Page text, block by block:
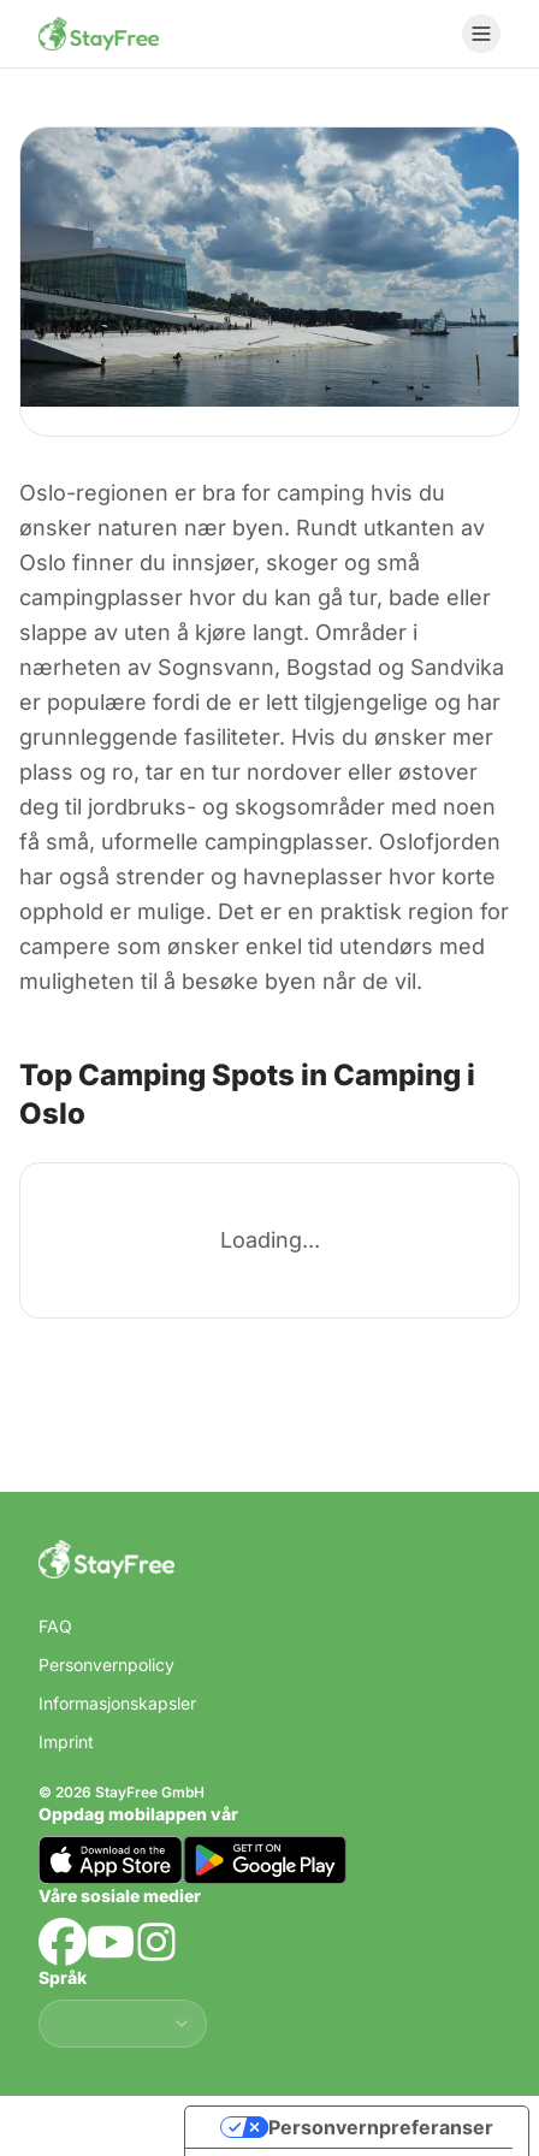
Camping i Oslo
Norge
Oslo-regionen er bra for camping hvis du
ønsker naturen nær byen. Rundt utkanten av
Oslo finner du innsjøer, skoger og små
campingplasser hvor du kan gå tur, bade eller
slappe av uten å kjøre langt. Områder i
nærheten av Sognsvann, Bogstad og Sandvika
er populære fordi de er lett tilgjengelige og har
grunnleggende fasiliteter. Hvis du ønsker mer
plass og ro, tar en tur nordover eller østover
deg til jordbruks- og skogsområder med noen
få små, uformelle campingplasser. Oslofjorden
har også strender og havneplasser hvor korte
opphold er mulige. Det er en praktisk region for
campere som ønsker enkel tid utendørs med
muligheten til å besøke byen når de vil.
Top Camping Spots in Camping i
Oslo
Loading...
FAQ
Personvernpolicy
Informasjonskapsler
Imprint
© 2026 StayFree GmbH
Oppdag mobilappen vår
Våre sosiale medier
Språk
Språk
Personvernpreferanser